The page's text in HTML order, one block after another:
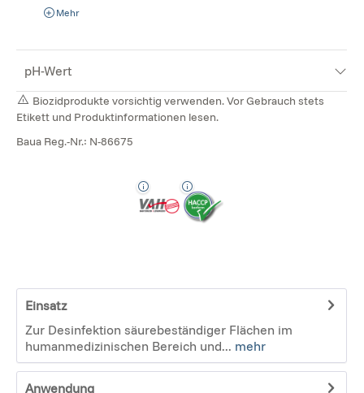
Mehr
pH-Wert
Biozidprodukte vorsichtig verwenden. Vor Gebrauch stets
Etikett und Produktinformationen lesen.
Baua Reg.-Nr.: N-86675
Einsatz
Zur Desinfektion säurebeständiger Flächen im
humanmedizinischen Bereich und... mehr
Anwendung